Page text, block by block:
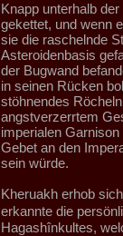
Knapp unterhalb
gekettet, und wenn
sie die raschelnde
Asteroidenbasis
der Bugwand
in seinen Rücken
stöhnendes
angstverzerrtem
imperialen
Gebet an den
sein würde.
Kheruakh erhob
erkannte die
Hagashînkultes,